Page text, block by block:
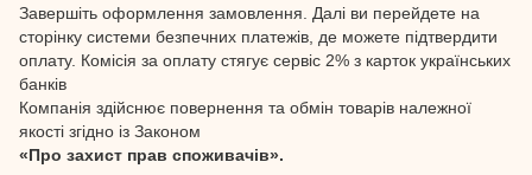
Завершіть оформлення замовлення. Далі ви перейдете на
сторінку системи безпечних платежів, де можете підтвердити
оплату. Комісія за оплату стягує сервіс 2% з карток українських
банків
Компанія здійснює повернення та обмін товарів належної
якості згідно із Законом
«Про захист прав споживачів».